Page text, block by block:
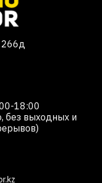
266д
18:00
без выходных и